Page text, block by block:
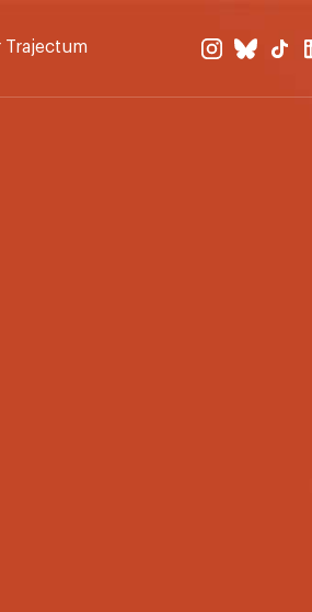
Trajectum